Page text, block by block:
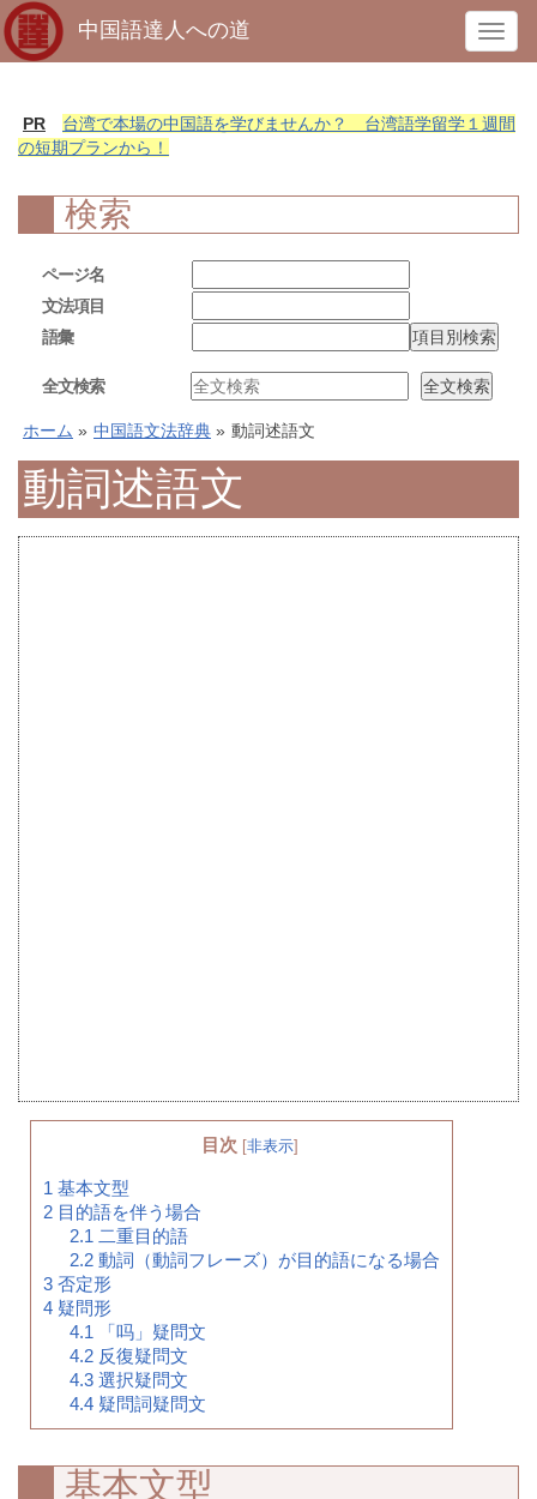
T
o
g
n
a
a
t
i
中国語達人への道
PR
台湾で本場の中国語を学びませんか？ 台湾語学留学１週間
の短期プランから！
検索
ページ名
文法項目
語彙
全文検索
ホーム » 中国語文法辞典 » 動詞述語文
動詞述語文
目次 [非表示]
1 基本文型
2 目的語を伴う場合
2.1 二重目的語
2.2動詞（動詞フレーズ）が目的語になる場合
3 否定形
4 疑問形
4.1 「吗」疑問文
4.2反復疑問文
4.3選択疑問文
4.4疑問詞疑問文
基本文型